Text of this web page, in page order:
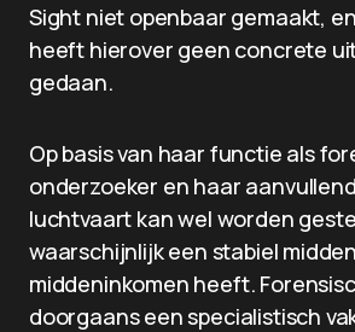
Sight niet openbaar gemaakt,
heeft hierover geen concrete
gedaan.
Op basis van haar functie als
onderzoeker en haar
luchtvaart kan wel worden
waarschijnlijk een stabiel
middeninkomen heeft.
doorgaans een specialistisch